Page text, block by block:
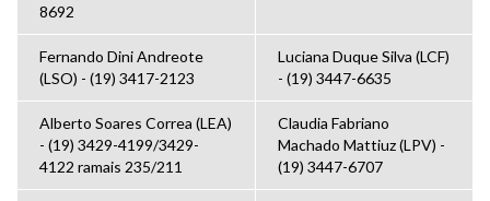
8692
Fernando Dini Andreote
(LSO) - (19) 3417-2123
Luciana Duque Silva (LCF)
- (19) 3447-6635
Alberto Soares Correa (LEA)
- (19) 3429-4199/3429-
4122 ramais 235/211
Claudia Fabriano
Machado Mattiuz (LPV) -
(19) 3447-6707